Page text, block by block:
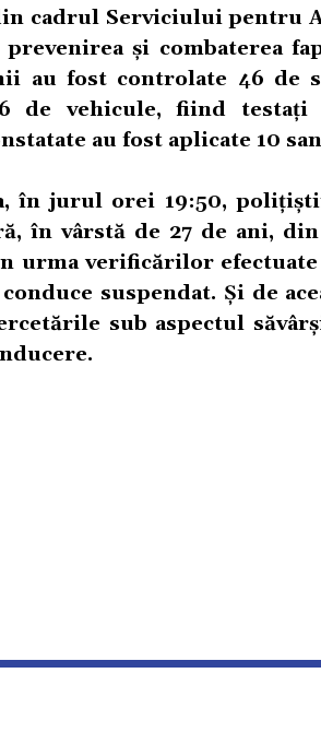
cadrul Serviciului pentru
și combaterea
au fost controlate 46 de
de vehicule, fiind
au fost aplicate 10
în jurul orei 19:50,
în vârstă de 27 de ani,
urma verificărilor efectuate
suspendat. Și de
sub aspectul